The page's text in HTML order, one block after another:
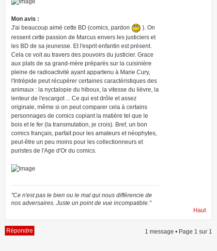
Mon avis :
J'ai beaucoup aimé cette BD (comics, pardon
). On
ressent cette passion de Marcus envers les justiciers et
les BD de sa jeunesse. Et l'esprit enfantin est présent.
Cela ce voit au travers des pouvoirs du justicier. Grace
aux plats de sa grand-mère préparés sur la cuisinière
pleine de radioactivité ayant appartenu à Marie Cury,
l'Intrépide peut récupérer certaines caractéristiques des
animaux : la nyctalopie du hiboux, la vitesse du lièvre, la
lenteur de l'escargot ... Ce qui est drôle et assez
originale, même si on peut comparer cela à certains
personnages de comics copiant la matière tel que le
bois et le fer (la transmutation, je crois). Bref, un bon
comics français, parfait pour les amateurs et néophytes,
peut-être un peu moins pour les collectionneurs et
puristes de l'Age d'Or du comics.
"Ce n'est pas le bien ou le mal qui nous différencie de
nos adversaires. Juste un point de vue incompatible."
Haut
Répondre 1 message • Page 1 sur 1